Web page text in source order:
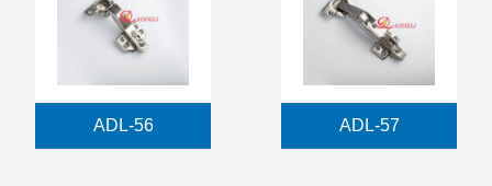
ADL-56 ADL-57